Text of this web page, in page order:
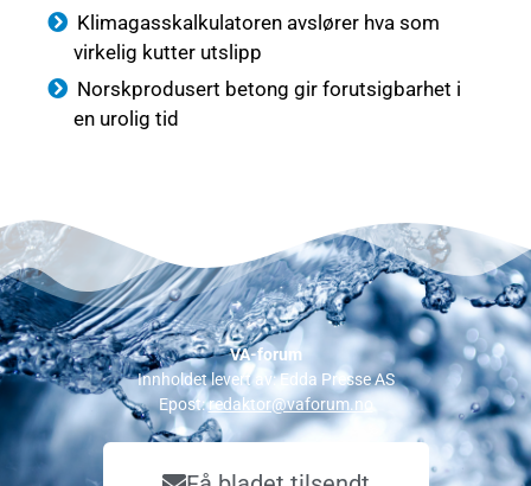
Klimagasskalkulatoren avslører hva som
virkelig kutter utslipp
Norskprodusert betong gir forutsigbarhet i
en urolig tid
VA-forum
Innholdet levert av: Edda Presse AS
Epost:redaktor@vaforum.no